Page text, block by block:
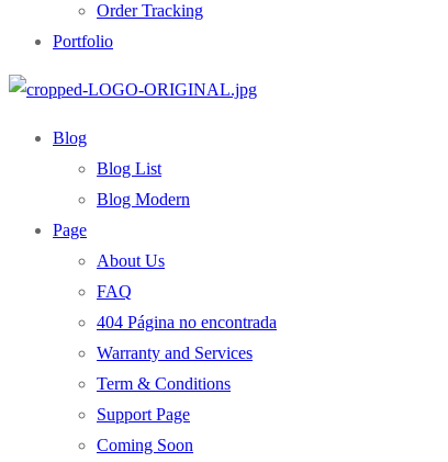
Order Tracking
Portfolio
Blog
Blog List
Blog Modern
Page
About Us
FAQ
404 Página no encontrada
Warranty and Services
Term & Conditions
Support Page
Coming Soon